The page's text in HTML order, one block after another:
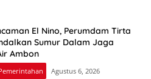
El Nino, Perumdam Tirta
Sumur Dalam Jaga
Ambon
Agustus 6, 2026